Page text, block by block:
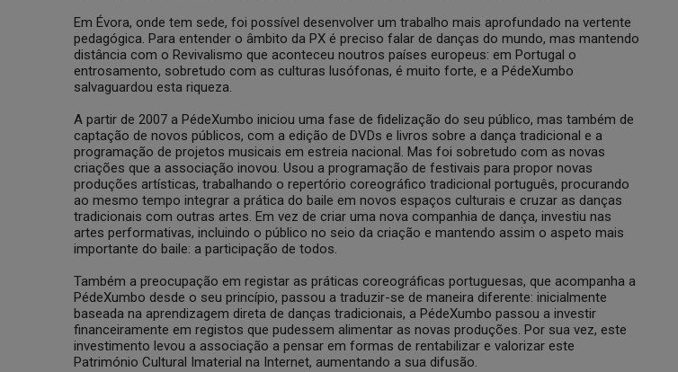
Em Évora, onde tem sede, foi possível desenvolver um trabalho mais aprofundado na vertente
pedagógica. Para entender o âmbito da PX é preciso falar de danças do mundo, mas mantendo
distância com o Revivalismo que aconteceu noutros países europeus: em Portugal o
entrosamento, sobretudo com as culturas lusófonas, é muito forte, e a PédeXumbo
salvaguardou esta riqueza.
A partir de 2007 a PédeXumbo iniciou uma fase de fidelização do seu público, mas também de
captação de novos públicos, com a edição de DVDs e livros sobre a dança tradicional e a
programação de projetos musicais em estreia nacional. Mas foi sobretudo com as novas
criações que a associação inovou. Usou a programação de festivais para propor novas
produções artísticas, trabalhando o repertório coreográfico tradicional português, procurando
ao mesmo tempo integrar a prática do baile em novos espaços culturais e cruzar as danças
tradicionais com outras artes. Em vez de criar uma nova companhia de dança, investiu nas
artes performativas, incluindo o público no seio da criação e mantendo assim o aspeto mais
importante do baile: a participação de todos.
Também a preocupação em registar as práticas coreográficas portuguesas, que acompanha a
PédeXumbo desde o seu princípio, passou a traduzir-se de maneira diferente: inicialmente
baseada na aprendizagem direta de danças tradicionais, a PédeXumbo passou a investir
financeiramente em registos que pudessem alimentar as novas produções. Por sua vez, este
investimento levou a associação a pensar em formas de rentabilizar e valorizar este
Património Cultural Imaterial na Internet, aumentando a sua difusão.